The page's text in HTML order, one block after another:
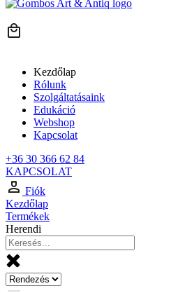
Kezdőlap
Rólunk
Szolgáltatásaink
Edukáció
Webshop
Kapcsolat
+36 30 366 62 84
KAPCSOLAT
Fiók
Kezdőlap
Termékek
Herendi